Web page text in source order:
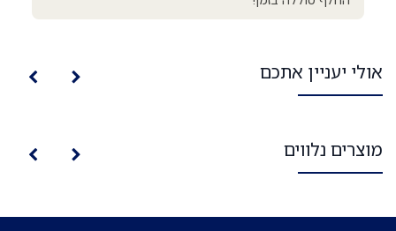
אולי יעניין אתכם
מוצרים נלווים